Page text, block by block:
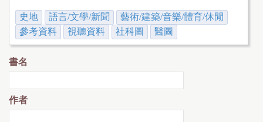
史地 語言/文學/新聞
藝術/建築/音樂/體育/休閒
參考資料
視聽資料 社科圖 醫圖
書名
作者